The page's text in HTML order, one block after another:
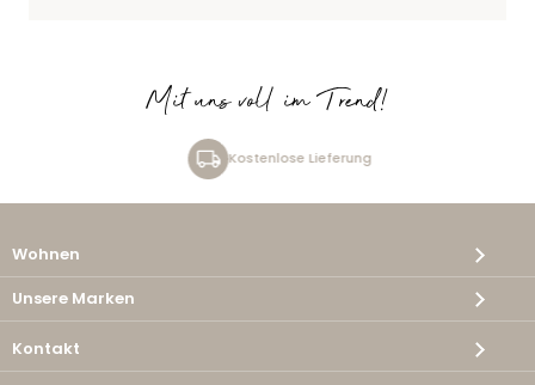
Mit uns voll im Trend!
Kostenlose Lieferung
Wohnen
Unsere Marken
Kontakt